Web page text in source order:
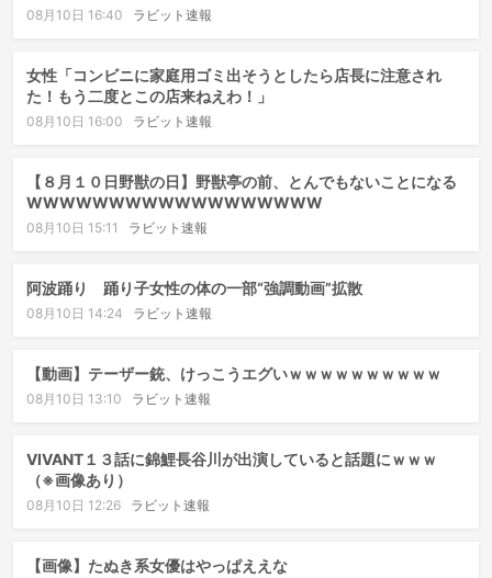
08月10日 16:40 ラビット速報
女性「コンビニに家庭用ゴミ出そうとしたら店長に注意され
た！もう二度とこの店来ねえわ！」
08月10日 16:00 ラビット速報
【８月１０日野獣の日】野獣亭の前、とんでもないことになる
WWWWWWWWWWWWWWWWWW
08月10日 15:11 ラビット速報
阿波踊り 踊り子女性の体の一部“強調動画”拡散
08月10日 14:24 ラビット速報
【動画】テーザー銃、けっこうエグいｗｗｗｗｗｗｗｗｗｗ
08月10日 13:10 ラビット速報
VIVANT１３話に錦鯉長谷川が出演していると話題にｗｗｗ
（※画像あり）
08月10日 12:26 ラビット速報
【画像】たぬき系女優はやっぱええな